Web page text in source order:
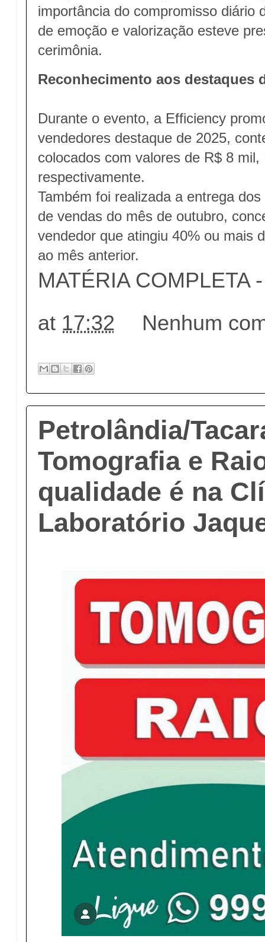
importância do compromisso diário
de emoção e valorização esteve
cerimônia.
Reconhecimento aos destaques
Durante o evento, a Efficiency
vendedores destaque de 2025,
colocados com valores de R$ 8
respectivamente.
Também foi realizada a entrega
de vendas do mês de outubro,
vendedor que atingiu 40% ou mais
ao mês anterior.
MATÉRIA COMPLETA
at 17:32 Nenhum
Petrolândia/
Tomografia e
qualidade é na
Laboratório